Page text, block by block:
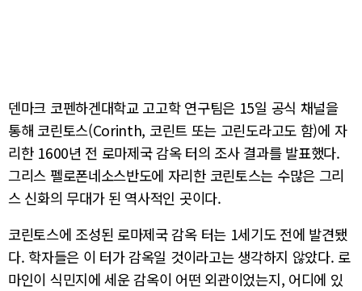
덴마크 코펜하겐대학교 고고학 연구팀은 15일 공식 채널을
통해 코린토스(Corinth, 코린트 또는 고린도라고도 함)에 자
리한 1600년 전 로마제국 감옥 터의 조사 결과를 발표했다.
그리스 펠로폰네소스반도에 자리한 코린토스는 수많은 그리
스 신화의 무대가 된 역사적인 곳이다.
코린토스에 조성된 로마제국 감옥 터는 1세기도 전에 발견됐
다. 학자들은 이 터가 감옥일 것이라고는 생각하지 않았다. 로
마인이 식민지에 세운 감옥이 어떤 외관이었는지, 어디에 있